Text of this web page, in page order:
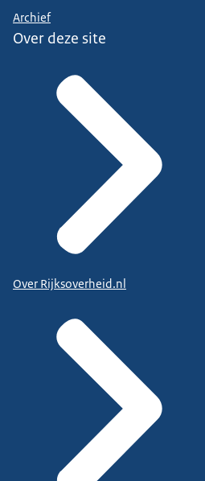
Archief
Over deze site
Over Rijksoverheid.nl